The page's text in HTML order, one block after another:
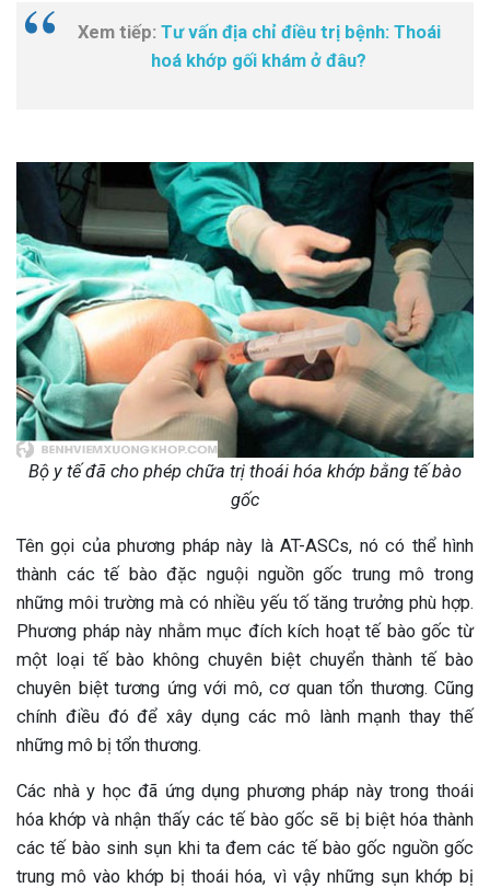
Xem tiếp: Tư vấn địa chỉ điều trị bệnh: Thoái
hoá khớp gối khám ở đâu?
Bộ y tế đã cho phép chữa trị thoái hóa khớp bằng tế bào
gốc
Tên gọi của phương pháp này là AT-ASCs, nó có thể hình
thành các tế bào đặc nguội nguồn gốc trung mô trong
những môi trường mà có nhiều yếu tố tăng trưởng phù hợp.
Phương pháp này nhằm mục đích kích hoạt tế bào gốc từ
một loại tế bào không chuyên biệt chuyển thành tế bào
chuyên biệt tương ứng với mô, cơ quan tổn thương. Cũng
chính điều đó để xây dụng các mô lành mạnh thay thế
những mô bị tổn thương.
Các nhà y học đã ứng dụng phương pháp này trong thoái
hóa khớp và nhận thấy các tế bào gốc sẽ bị biệt hóa thành
các tế bào sinh sụn khi ta đem các tế bào gốc nguồn gốc
trung mô vào khớp bị thoái hóa, vì vậy những sụn khớp bị